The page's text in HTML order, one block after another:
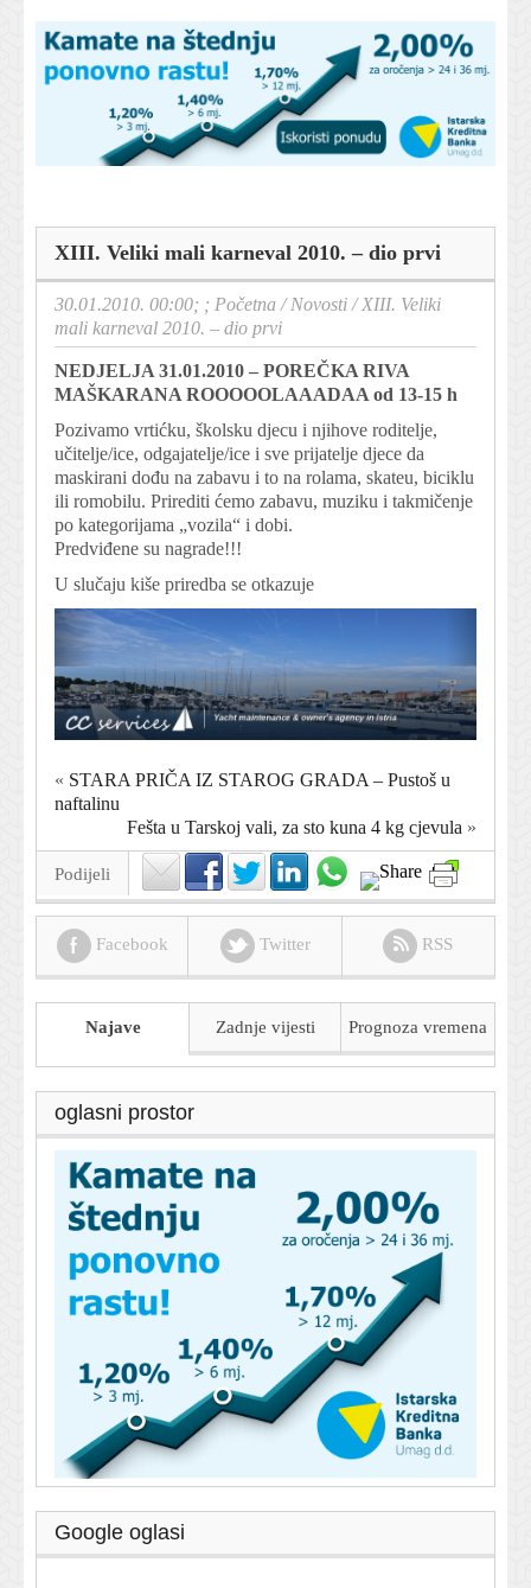
XIII. Veliki mali karneval 2010. – dio prvi
30.01.2010. 00:00; ; Početna /Novosti /XIII. Veliki
mali karneval 2010. – dio prvi
NEDJELJA 31.01.2010 – POREČKA RIVA
MAŠKARANA ROOOOOLAAADAA od 13-15 h
Pozivamo vrtićku, školsku djecu i njihove roditelje,
učitelje/ice, odgajatelje/ice i sve prijatelje djece da
maskirani dođu na zabavu i to na rolama, skateu, biciklu
ili romobilu. Prirediti ćemo zabavu, muziku i takmičenje
po kategorijama „vozila“ i dobi.
Predviđene su nagrade!!!
U slučaju kiše priredba se otkazuje
« STARA PRIČA IZ STAROG GRADA – Pustoš u
naftalinu
Fešta u Tarskoj vali, za sto kuna 4 kg cjevula »
Podijeli
Facebook Twitter RSS
Najave Zadnje vijesti Prognoza vremena
oglasni prostor
Google oglasi